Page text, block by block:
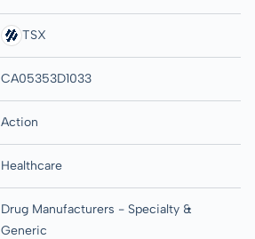
TSX
CA05353D1033
Action
Healthcare
Drug Manufacturers - Specialty &
Generic